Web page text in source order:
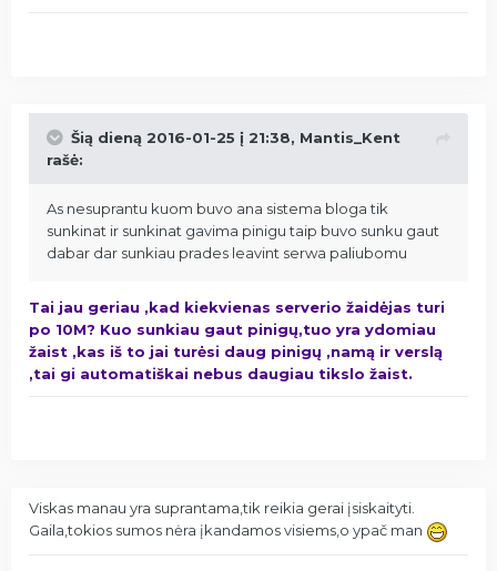
Šią dieną 2016-01-25 į 21:38, Mantis_Kent
rašė:
As nesuprantu kuom buvo ana sistema bloga tik
sunkinat ir sunkinat gavima pinigu taip buvo sunku gaut
dabar dar sunkiau prades leavint serwa paliubomu
Tai jau geriau ,kad kiekvienas serverio žaidėjas turi
po 10M? Kuo sunkiau gaut pinigų,tuo yra ydomiau
žaist ,kas iš to jai turėsi daug pinigų ,namą ir verslą
,tai gi automatiškai nebus daugiau tikslo žaist.
Viskas manau yra suprantama,tik reikia gerai įsiskaityti.
Gaila,tokios sumos nėra įkandamos visiems,o ypač man